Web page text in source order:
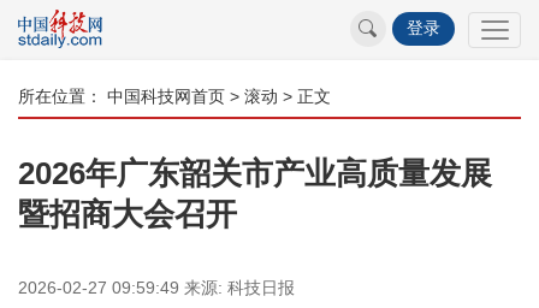
登录
所在位置： 中国科技网首页 > 滚动 > 正文
2026年广东韶关市产业高质量发展
暨招商大会召开
2026-02-27 09:59:49 来源: 科技日报